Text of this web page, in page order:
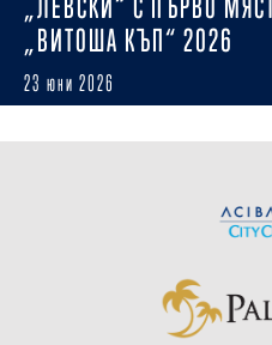
„ВИТОША КЪП“ 2026
23 юни 2026